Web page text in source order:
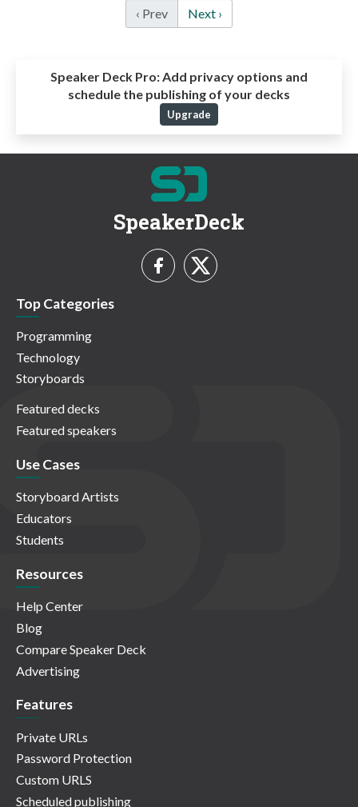
‹ Prev Next ›
Speaker Deck Pro:Add privacy options and
schedule the publishing of your decks
Upgrade
SpeakerDeck
Top Categories
Programming
Technology
Storyboards
Featured decks
Featured speakers
Use Cases
Storyboard Artists
Educators
Students
Resources
Help Center
Blog
Compare Speaker Deck
Advertising
Features
Private URLs
Password Protection
Custom URLS
Scheduled publishing